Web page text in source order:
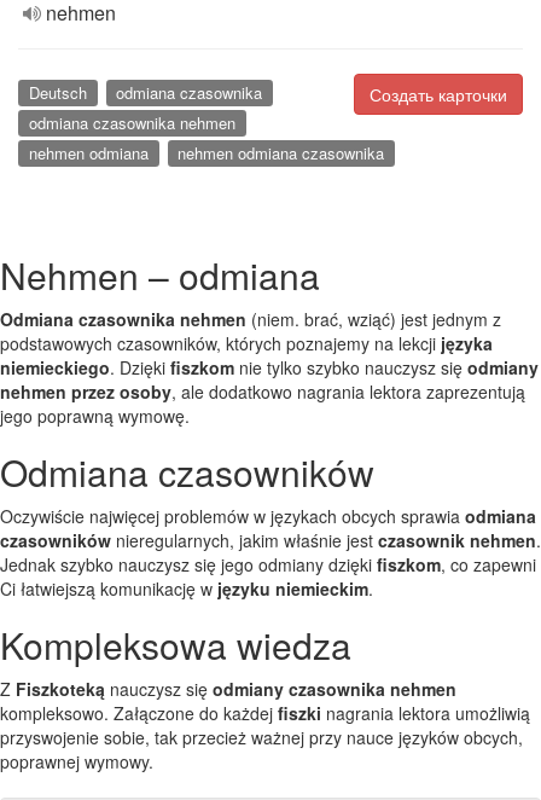
nehmen
Создать карточки
Deutsch
odmiana czasownika
odmiana czasownika nehmen
nehmen odmiana
nehmen odmiana czasownika
Nehmen – odmiana
Odmiana czasownika nehmen (niem. brać, wziąć) jest jednym z
podstawowych czasowników, których poznajemy na lekcji języka
niemieckiego. Dzięki fiszkom nie tylko szybko nauczysz się odmiany
nehmen przez osoby, ale dodatkowo nagrania lektora zaprezentują
jego poprawną wymowę.
Odmiana czasowników
Oczywiście najwięcej problemów w językach obcych sprawia odmiana
czasowników nieregularnych, jakim właśnie jest czasownik nehmen.
Jednak szybko nauczysz się jego odmiany dzięki fiszkom, co zapewni
Ci łatwiejszą komunikację w języku niemieckim.
Kompleksowa wiedza
Z Fiszkoteką nauczysz się odmiany czasownika nehmen
kompleksowo. Załączone do każdej fiszki nagrania lektora umożliwią
przyswojenie sobie, tak przecież ważnej przy nauce języków obcych,
poprawnej wymowy.